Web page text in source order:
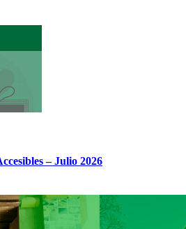
– Julio 2026